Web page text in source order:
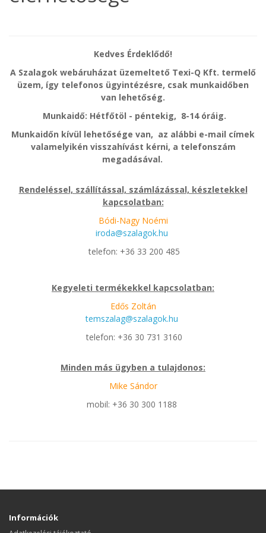
Kedves Érdeklődő!
A Szalagok webáruházat üzemeltető Texi-Q Kft. termelő
üzem, így telefonos ügyintézésre, csak munkaidőben
van lehetőség.
Munkaidő: Hétfőtöl - péntekig, 8-14 óráig.
Munkaidőn kívül lehetősége van, az alábbi e-mail címek
valamelyikén visszahívást kérni, a telefonszám
megadásával.
Rendeléssel, szállítással, számlázással, készletekkel
kapcsolatban:
Bódi-Nagy Noémi
iroda@szalagok.hu
telefon: +36 33 200 485
Kegyeleti termékekkel kapcsolatban:
Edős Zoltán
temszalag@szalagok.hu
telefon: +36 30 731 3160
Minden más ügyben a tulajdonos:
Mike Sándor
mobil: +36 30 300 1188
Információk